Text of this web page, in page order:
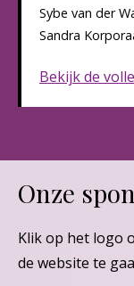
Sybe van der
Sandra
Bekijk de
Onze
Klik op het logo
de website te